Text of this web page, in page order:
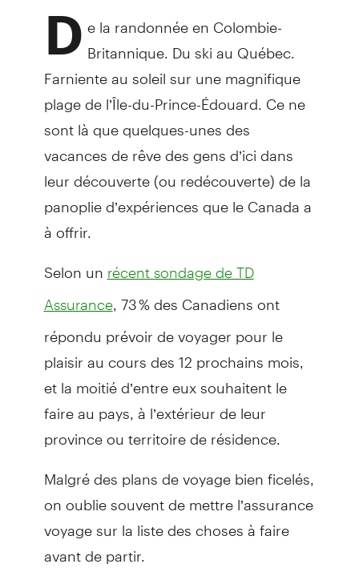
De la randonnée en Colombie-
Britannique. Du ski au Québec.
Farniente au soleil sur une magnifique
plage de l’Île-du-Prince-Édouard. Ce ne
sont là que quelques-unes des
vacances de rêve des gens d’ici dans
leur découverte (ou redécouverte) de la
panoplie d’expériences que le Canada a
à offrir.
Selon un récent sondage de TD
Assurance, 73 % des Canadiens ont
répondu prévoir de voyager pour le
plaisir au cours des 12 prochains mois,
et la moitié d’entre eux souhaitent le
faire au pays, à l’extérieur de leur
province ou territoire de résidence.
Malgré des plans de voyage bien ficelés,
on oublie souvent de mettre l’assurance
voyage sur la liste des choses à faire
avant de partir.